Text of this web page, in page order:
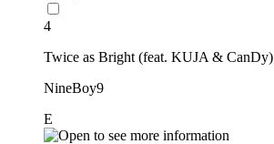
4
Twice as Bright (feat. KUJA & CanDy)
NineBoy9
E